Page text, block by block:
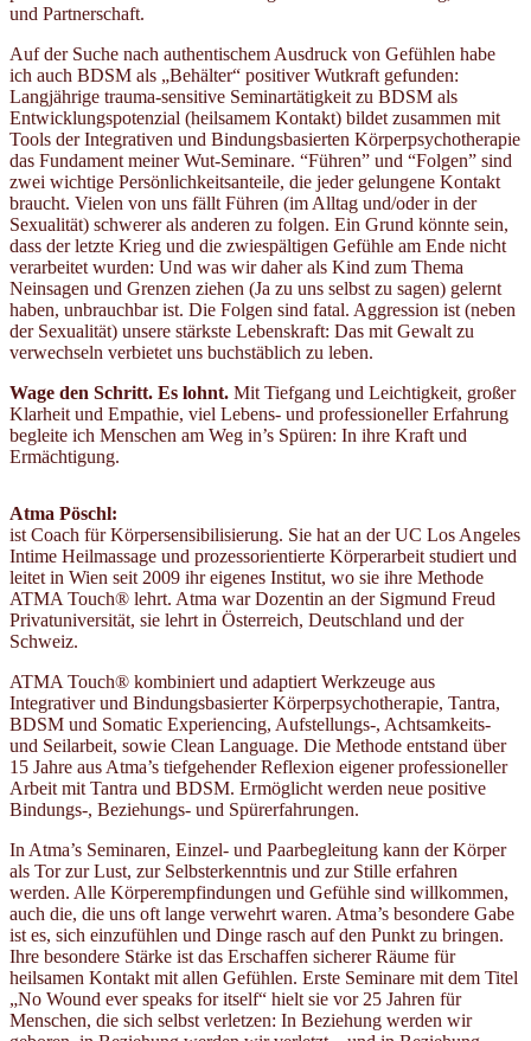
und Partnerschaft.
Auf der Suche nach authentischem Ausdruck von Gefühlen habe
ich auch BDSM als „Behälter“ positiver Wutkraft gefunden:
Langjährige trauma-sensitive Seminartätigkeit zu BDSM als
Entwicklungspotenzial (heilsamem Kontakt) bildet zusammen mit
Tools der Integrativen und Bindungsbasierten Körperpsychotherapie
das Fundament meiner Wut-Seminare. “Führen” und “Folgen” sind
zwei wichtige Persönlichkeitsanteile, die jeder gelungene Kontakt
braucht. Vielen von uns fällt Führen (im Alltag und/oder in der
Sexualität) schwerer als anderen zu folgen. Ein Grund könnte sein,
dass der letzte Krieg und die zwiespältigen Gefühle am Ende nicht
verarbeitet wurden: Und was wir daher als Kind zum Thema
Neinsagen und Grenzen ziehen (Ja zu uns selbst zu sagen) gelernt
haben, unbrauchbar ist. Die Folgen sind fatal. Aggression ist (neben
der Sexualität) unsere stärkste Lebenskraft: Das mit Gewalt zu
verwechseln verbietet uns buchstäblich zu leben.
Wage den Schritt. Es lohnt. Mit Tiefgang und Leichtigkeit, großer
Klarheit und Empathie, viel Lebens- und professioneller Erfahrung
begleite ich Menschen am Weg in’s Spüren: In ihre Kraft und
Ermächtigung.
Atma Pöschl:
ist Coach für Körpersensibilisierung. Sie hat an der UC Los Angeles
Intime Heilmassage und prozessorientierte Körperarbeit studiert und
leitet in Wien seit 2009 ihr eigenes Institut, wo sie ihre Methode
ATMA Touch® lehrt. Atma war Dozentin an der Sigmund Freud
Privatuniversität, sie lehrt in Österreich, Deutschland und der
Schweiz.
ATMA Touch® kombiniert und adaptiert Werkzeuge aus
Integrativer und Bindungsbasierter Körperpsychotherapie, Tantra,
BDSM und Somatic Experiencing, Aufstellungs-, Achtsamkeits-
und Seilarbeit, sowie Clean Language. Die Methode entstand über
15 Jahre aus Atma’s tiefgehender Reflexion eigener professioneller
Arbeit mit Tantra und BDSM. Ermöglicht werden neue positive
Bindungs-, Beziehungs- und Spürerfahrungen.
In Atma’s Seminaren, Einzel- und Paarbegleitung kann der Körper
als Tor zur Lust, zur Selbsterkenntnis und zur Stille erfahren
werden. Alle Körperempfindungen und Gefühle sind willkommen,
auch die, die uns oft lange verwehrt waren. Atma’s besondere Gabe
ist es, sich einzufühlen und Dinge rasch auf den Punkt zu bringen.
Ihre besondere Stärke ist das Erschaffen sicherer Räume für
heilsamen Kontakt mit allen Gefühlen. Erste Seminare mit dem Titel
„No Wound ever speaks for itself“ hielt sie vor 25 Jahren für
Menschen, die sich selbst verletzen: In Beziehung werden wir